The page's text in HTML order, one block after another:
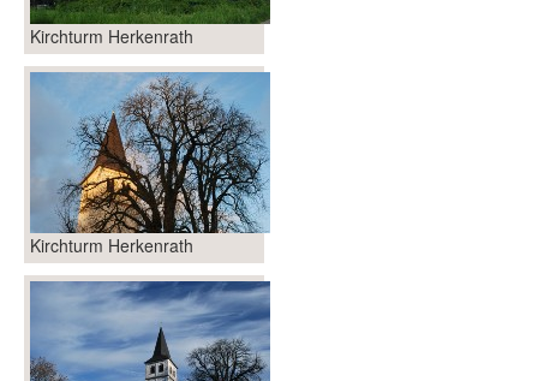
Kirchturm Herkenrath
Kirchturm Herkenrath